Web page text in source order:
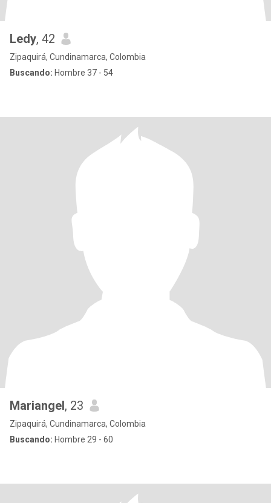
Ledy, 42
Zipaquirá, Cundinamarca, Colombia
Buscando: Hombre 37 - 54
Mariangel, 23
Zipaquirá, Cundinamarca, Colombia
Buscando: Hombre 29 - 60